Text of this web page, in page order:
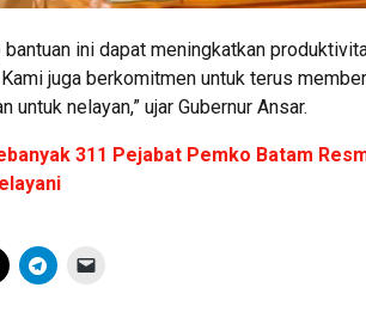
bantuan ini dapat meningkatkan
juga berkomitmen untuk terus
untuk nelayan,” ujar Gubernur Ansar.
311 Pejabat Pemko Batam